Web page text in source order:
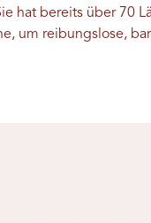
hat bereits über 70
um reibungslose,